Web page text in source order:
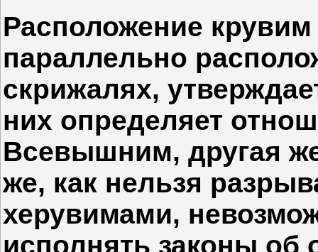
Расположение
параллельно
скрижалях,
них определяет
Всевышним, другая
же, как нельзя
херувимами,
исполнять законы об